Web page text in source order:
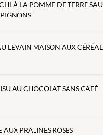
À LA POMME DE TERRE
LEVAIN MAISON AUX
AU CHOCOLAT SANS CAFÉ
AUX PRALINES ROSES